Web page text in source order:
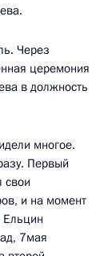
Через
церемония
в должность
многое.
Первый
свои
и на момент
Ельцин
7мая